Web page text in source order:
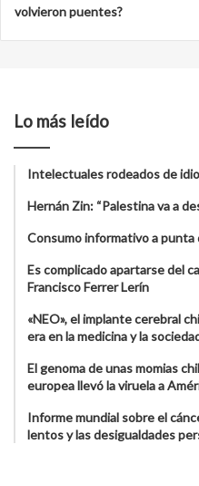
volvieron puentes?
Lo más leído
Intelectuales rodeados de
Hernán Zin: “Palestina va a
Consumo informativo a punta
Es complicado apartarse del
Francisco Ferrer Lerín
«NEO», el implante cerebral
era en la medicina y la
El genoma de unas momias
europea llevó la viruela a
Informe mundial sobre el
lentos y las desigualdades